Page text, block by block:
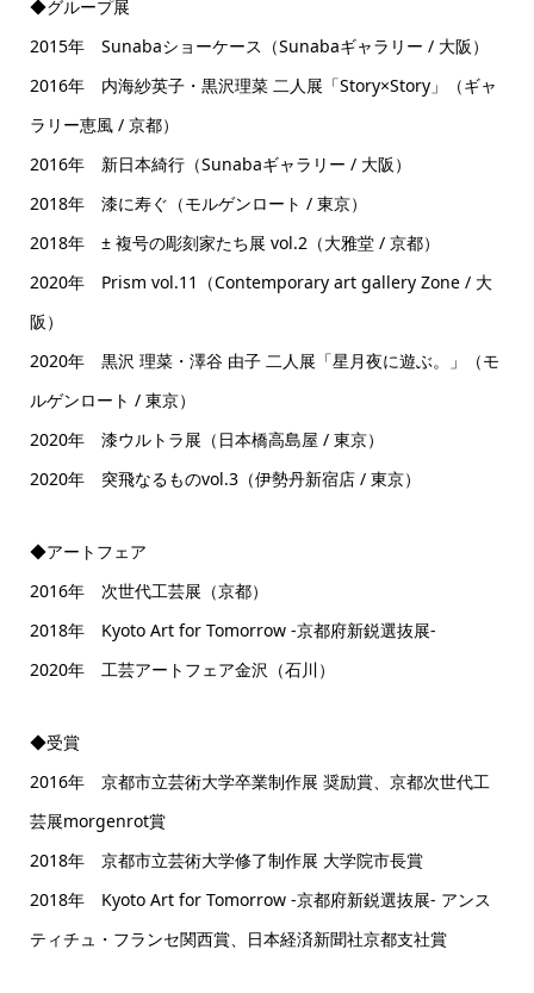
◆グループ展
2015年 Sunabaショーケース（Sunabaギャラリー / 大阪）
2016年 内海紗英子・黒沢理菜 二人展「Story×Story」（ギャ
ラリー恵風 / 京都）
2016年 新日本綺行（Sunabaギャラリー / 大阪）
2018年 漆に寿ぐ（モルゲンロート / 東京）
2018年 ± 複号の彫刻家たち展 vol.2（大雅堂 / 京都）
2020年 Prism vol.11（Contemporary art gallery Zone / 大
阪）
2020年 黒沢 理菜・澤谷 由子 二人展「星月夜に遊ぶ。」（モ
ルゲンロート / 東京）
2020年 漆ウルトラ展（日本橋高島屋 / 東京）
2020年 突飛なるものvol.3（伊勢丹新宿店 / 東京）
◆アートフェア
2016年 次世代工芸展（京都）
2018年 Kyoto Art for Tomorrow -京都府新鋭選抜展-
2020年 工芸アートフェア金沢（石川）
◆受賞
2016年 京都市立芸術大学卒業制作展 奨励賞、京都次世代工
芸展morgenrot賞
2018年 京都市立芸術大学修了制作展 大学院市長賞
2018年 Kyoto Art for Tomorrow -京都府新鋭選抜展- アンス
ティチュ・フランセ関西賞、日本経済新聞社京都支社賞